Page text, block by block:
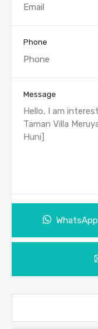
Phone
Message
WhatsApp